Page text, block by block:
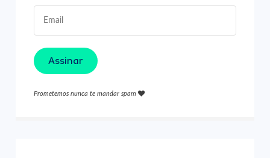
Assinar
Prometemos nunca te mandar spam